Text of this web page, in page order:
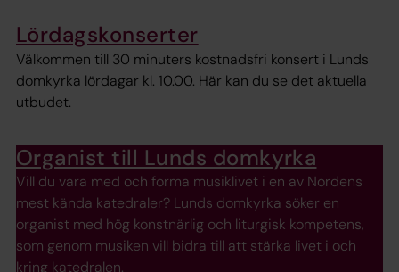
Lördagskonserter
Välkommen till 30 minuters kostnadsfri konsert i Lunds
domkyrka lördagar kl. 10.00. Här kan du se det aktuella
utbudet.
Organist till Lunds domkyrka
Vill du vara med och forma musiklivet i en av Nordens
mest kända katedraler? Lunds domkyrka söker en
organist med hög konstnärlig och liturgisk kompetens,
som genom musiken vill bidra till att stärka livet i och
kring katedralen.